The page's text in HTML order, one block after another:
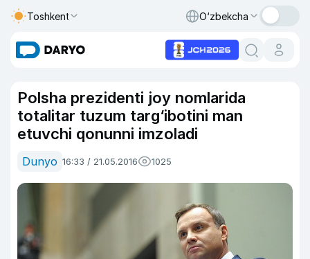
Toshkent O‘zbekcha
Polsha prezidenti joy nomlarida
totalitar tuzum targ‘ibotini man
etuvchi qonunni imzoladi
Dunyo 16:33 / 21.05.2016 1025